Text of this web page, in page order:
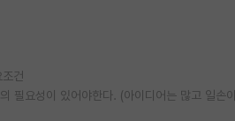
건
필요성이 있어야한다. (아이디어는 많고 일손